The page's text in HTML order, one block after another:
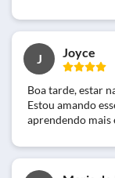
J Joyce
Boa tarde, estar
Estou amando
aprendendo mais